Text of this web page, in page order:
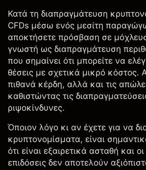
Κατά τη διαπραγμάτευση
CFDs μέσω ενός μεσίτη
αποκτήσετε πρόσβαση σε
γνωστή ως διαπραγμάτευση
που σημαίνει ότι μπορείτε να
θέσεις με σχετικά μικρό κόστος.
πιθανά κέρδη, αλλά και τις
καθιστώντας τις
ριψοκίνδυνες.
Όποιον λόγο κι αν έχετε για να
κρυπτονομίσματα, είναι
ότι είναι εξαιρετικά ασταθή και
επιδόσεις δεν αποτελούν